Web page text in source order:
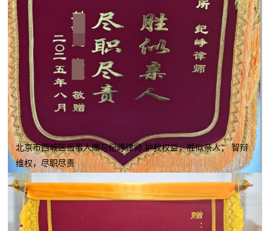
北京市西城区当事人赠与纪峥律师 护我权益，胜似亲人； 智辩
维权，尽职尽责